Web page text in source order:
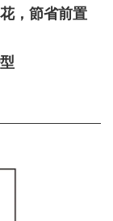
，節省前置